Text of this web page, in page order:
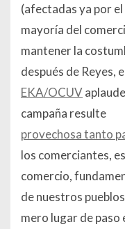
(afectadas ya por
mayoría del
mantener la
después de Reyes,
EKA/OCUV
campaña resulte
provechosa tanto
los comerciantes,
comercio,
de nuestros
mero lugar de paso